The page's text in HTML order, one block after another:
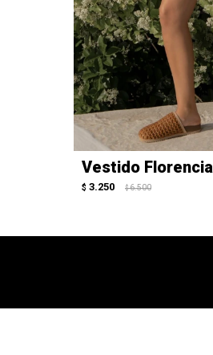
Vestido Florencia
$ 3.250 $ 6.500